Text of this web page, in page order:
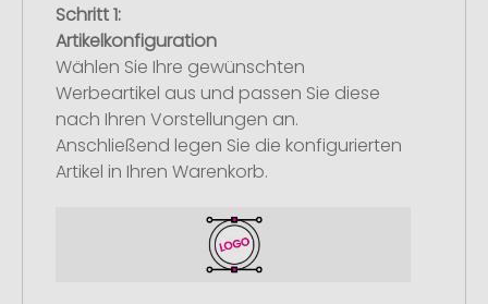
Schritt 1:
Artikelkonfiguration
Wählen Sie Ihre gewünschten
Werbeartikel aus und passen Sie diese
nach Ihren Vorstellungen an.
Anschließend legen Sie die konfigurierten
Artikel in Ihren Warenkorb.